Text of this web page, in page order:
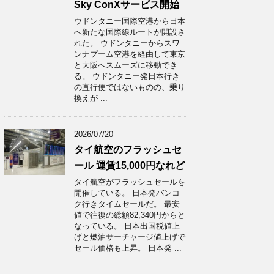
Sky ConXサービス開始
ウドンタニー国際空港から日本
へ新たな国際線ルートが開設さ
れた。 ウドンタニーからスワ
ンナプーム空港を経由して東京
と大阪へスムーズに移動でき
る。 ウドンタニー発日本行き
の直行便ではないものの、乗り
換えが ...
2026/07/20
タイ航空のフラッシュセ
ール 運賃15,000円なれど
タイ航空がフラッシュセールを
開催している。 日本発バンコ
ク行きタイムセールだ。 最安
値で往復の総額82,340円からと
なっている。 日本出国税値上
げと燃油サーチャージ値上げで
セール価格も上昇。 日本発 ...